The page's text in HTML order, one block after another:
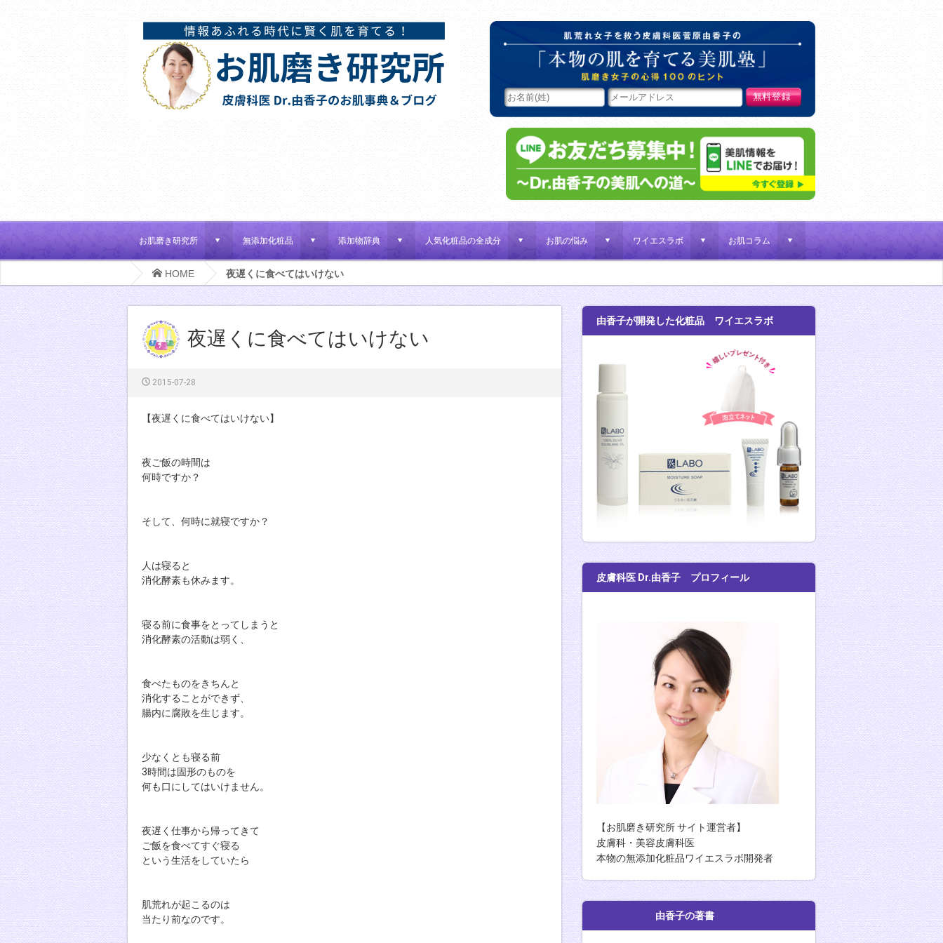
肌荒れ女子を救う皮膚科医菅
お肌磨き研究所 d 無添加化粧品 d 添加物辞典 d 人気化粧品の全成分 d お肌の悩み d ワイエスラボ d お肌コラム d
HOME 夜遅くに食べてはいけない
夜遅くに食べてはいけない
2015-07-28
【夜遅くに食べてはいけない】
夜ご飯の時間は
何時ですか？
そして、何時に就寝ですか？
人は寝ると
消化酵素も休みます。
寝る前に食事をとってしまうと
消化酵素の活動は弱く、
食べたものをきちんと
消化することができず、
腸内に腐敗を生じます。
少なくとも寝る前
3時間は固形のものを
何も口にしてはいけません。
夜遅く仕事から帰ってきて
ご飯を食べてすぐ寝る
という生活をしていたら
肌荒れが起こるのは
当たり前なのです。
由香子が開発した化粧品 ワイエスラボ
皮膚科医 Dr.由香子 プロフィール
【お肌磨き研究所 サイト運営者】
皮膚科・美容皮膚科医
本物の無添加化粧品ワイエスラボ開発者
由香子の著書